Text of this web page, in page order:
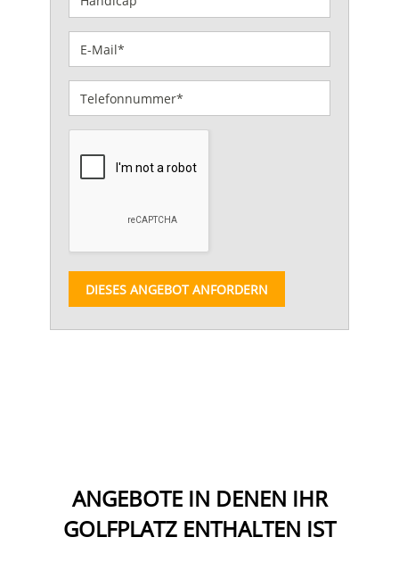
DIESES ANGEBOT ANFORDERN
ANGEBOTE IN DENEN IHR
GOLFPLATZ ENTHALTEN IST